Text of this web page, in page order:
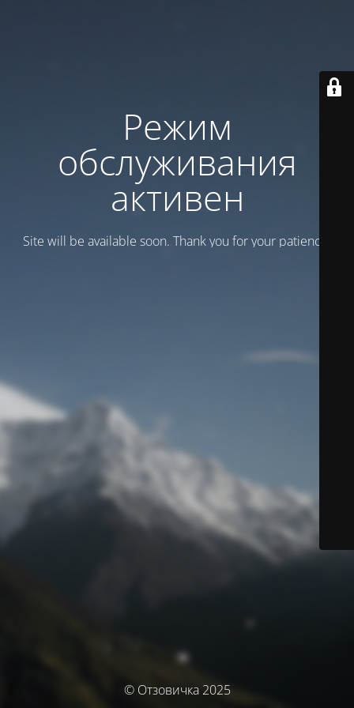
Режим
обслуживания
активен
Site will be available soon. Thank you for your patience!
© Отзовичка 2025